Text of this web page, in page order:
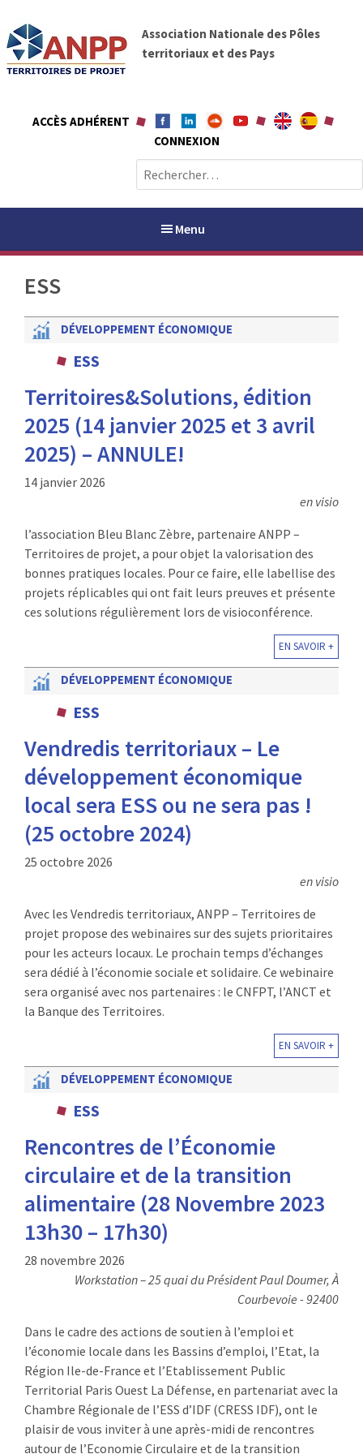
t
A
N
P
P
Association Nationale des Pôles
territoriaux et des Pays
ACCÈS ADHÉRENT
CONNEXION
e
c
e
Menu
RENCONTRES
PUBLICATIONS
EMPLOI
ESS
DÉVELOPPEMENT ÉCONOMIQUE
ESS
Territoires&Solutions, édition
2025 (14 janvier 2025 et 3 avril
2025) – ANNULE!
14 janvier 2026
en visio
l’association Bleu Blanc Zèbre, partenaire ANPP –
Territoires de projet, a pour objet la valorisation des
bonnes pratiques locales. Pour ce faire, elle labellise des
projets réplicables qui ont fait leurs preuves et présente
ces solutions régulièrement lors de visioconférence.
EN SAVOIR +
DÉVELOPPEMENT ÉCONOMIQUE
ESS
Vendredis territoriaux – Le
développement économique
local sera ESS ou ne sera pas !
(25 octobre 2024)
25 octobre 2026
en visio
Avec les Vendredis territoriaux, ANPP – Territoires de
projet propose des webinaires sur des sujets prioritaires
pour les acteurs locaux. Le prochain temps d’échanges
sera dédié à l’économie sociale et solidaire. Ce webinaire
sera organisé avec nos partenaires : le CNFPT, l’ANCT et
la Banque des Territoires.
EN SAVOIR +
DÉVELOPPEMENT ÉCONOMIQUE
ESS
Rencontres de l’Économie
circulaire et de la transition
alimentaire (28 Novembre 2023
13h30 – 17h30)
28 novembre 2026
Workstation – 25 quai du Président Paul Doumer, À
Courbevoie - 92400
Dans le cadre des actions de soutien à l’emploi et
l’économie locale dans les Bassins d’emploi, l’Etat, la
Région Ile-de-France et l’Etablissement Public
Territorial Paris Ouest La Défense, en partenariat avec la
Chambre Régionale de l’ESS d’IDF (CRESS IDF), ont le
plaisir de vous inviter à une après-midi de rencontres
autour de l’Economie Circulaire et de la transition